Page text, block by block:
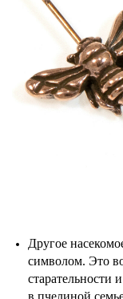
Другое
символом. Это
старательности
в пчелиной